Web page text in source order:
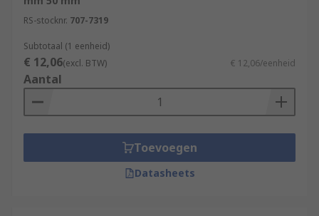
RS-stocknr. 707-7319
Subtotaal (1 eenheid)
€ 12,06(excl. BTW) € 12,06/eenheid
Aantal
Toevoegen
Datasheets